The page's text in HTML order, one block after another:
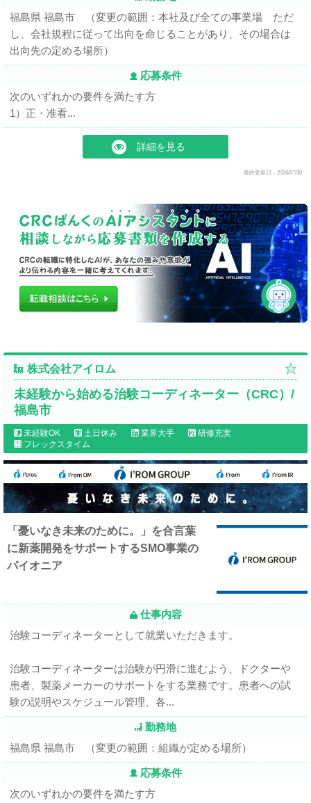
福島県 福島市 （変更の範囲：本社及び全ての事業場 ただ
し、会社規程に従って出向を命じることがあり、その場合は
出向先の定める場所）
応募条件
次のいずれかの要件を満たす方
1）正・准看...
詳細を見る
最終更新日：2026/07/30
株式会社アイロム
未経験から始める治験コーディネーター（CRC）/
福島市
未経験OK 土日休み 業界大手
研修充実
フレックスタイム
「憂いなき未来のために。」を合言葉
に新薬開発をサポートするSMO事業の
パイオニア
仕事内容
治験コーディネーターとして就業いただきます。
治験コーディネーターは治験が円滑に進むよう、ドクターや
患者、製薬メーカーのサポートをする業務です。患者への試
験の説明やスケジュール管理、各...
勤務地
福島県 福島市 （変更の範囲：組織が定める場所）
応募条件
次のいずれかの要件を満たす方